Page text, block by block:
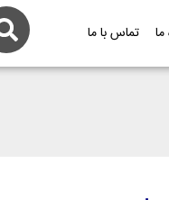
ما تماس با ما